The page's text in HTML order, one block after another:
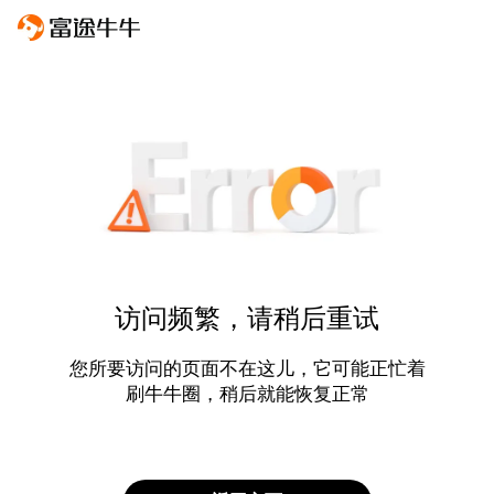
访问频繁，请稍后重试
您所要访问的页面不在这儿，它可能正忙着
刷牛牛圈，稍后就能恢复正常